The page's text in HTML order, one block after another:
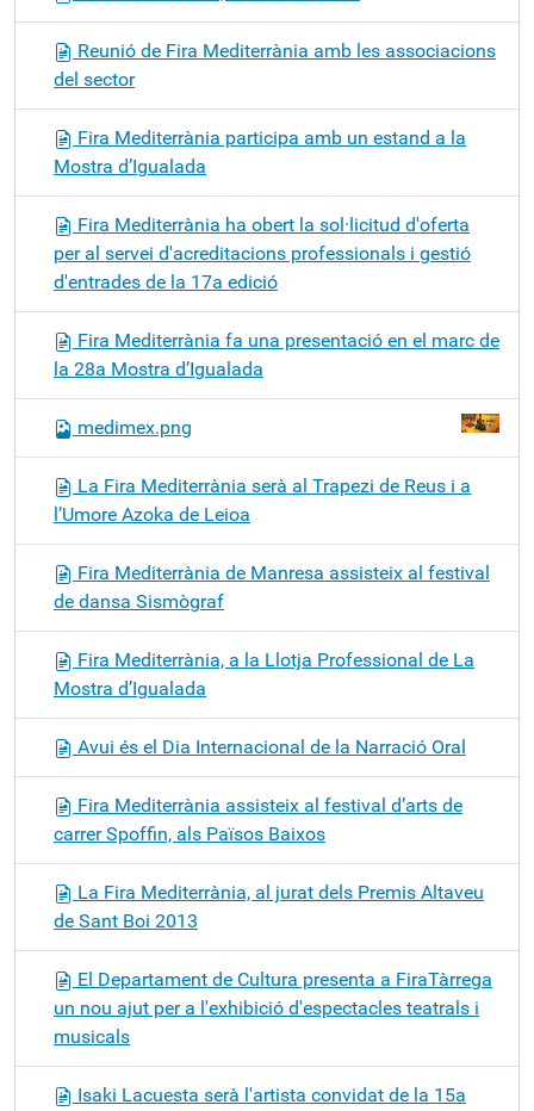
Reunió de Fira Mediterrània amb les associacions
del sector
Fira Mediterrània participa amb un estand a la
Mostra d’Igualada
Fira Mediterrània ha obert la sol·licitud d'oferta
per al servei d'acreditacions professionals i gestió
d'entrades de la 17a edició
Fira Mediterrània fa una presentació en el marc de
la 28a Mostra d’Igualada
medimex.png
La Fira Mediterrània serà al Trapezi de Reus i a
l’Umore Azoka de Leioa
Fira Mediterrània de Manresa assisteix al festival
de dansa Sismògraf
Fira Mediterrània, a la Llotja Professional de La
Mostra d’Igualada
Avui és el Dia Internacional de la Narració Oral
Fira Mediterrània assisteix al festival d’arts de
carrer Spoffin, als Països Baixos
La Fira Mediterrània, al jurat dels Premis Altaveu
de Sant Boi 2013
El Departament de Cultura presenta a FiraTàrrega
un nou ajut per a l'exhibició d'espectacles teatrals i
musicals
Isaki Lacuesta serà l'artista convidat de la 15a